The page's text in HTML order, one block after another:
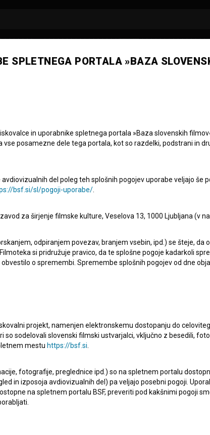
je sodeloval, jeBir Umut (2022).
Oglejte si
SPLETNEGA PORTALA »BAZA
in uporabnike spletnega portala »Baza slovenskih
vse posamezne dele tega portala, kot so razdelki, podstrani in
del poleg teh splošnih pogojev uporabe veljajo še
bsf.si/sl/pogoji-uporabe/
za širjenje filmske kulture, Veselova 13, 1000 Ljubljana (v
odpiranjem povezav, branjem vsebin, ipd.) se šteje, da
si pridružuje pravico, da te splošne pogoje kadarkoli
o spremembi. Spremembe splošnih pogojev od dne
projekt, namenjen elektronskemu dostopanju do
so sodelovali slovenski filmski ustvarjalci, vključno z besedili,
mestu https://bsf.si
fotografije, preglednice ipd.) so na spletnem portalu
in izposoja avdiovizualnih del) pa veljajo posebni pogoji.
na spletnem portalu BSF, preveriti pod kakšnimi pogoji